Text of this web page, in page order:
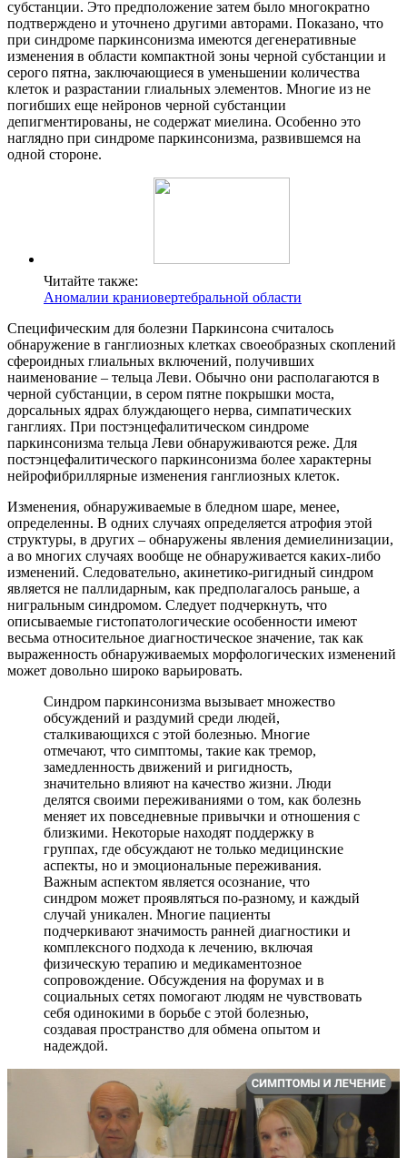
субстанции. Это предположение затем было многократно
подтверждено и уточнено другими авторами. Показано, что
при синдроме паркинсонизма имеются дегенеративные
изменения в области компактной зоны черной субстанции и
серого пятна, заключающиеся в уменьшении количества
клеток и разрастании глиальных элементов. Многие из не
погибших еще нейронов черной субстанции
депигментированы, не содержат миелина. Особенно это
наглядно при синдроме паркинсонизма, развившемся на
одной стороне.
Читайте также:
Аномалии краниовертебральной области
Специфическим для болезни Паркинсона считалось
обнаружение в ганглиозных клетках своеобразных скоплений
сфероидных глиальных включений, получивших
наименование – тельца Леви. Обычно они располагаются в
черной субстанции, в сером пятне покрышки моста,
дорсальных ядрах блуждающего нерва, симпатических
ганглиях. При постэнцефалитическом синдроме
паркинсонизма тельца Леви обнаруживаются реже. Для
постэнцефалитического паркинсонизма более характерны
нейрофибриллярные изменения ганглиозных клеток.
Изменения, обнаруживаемые в бледном шаре, менее,
определенны. В одних случаях определяется атрофия этой
структуры, в других – обнаружены явления демиелинизации,
а во многих случаях вообще не обнаруживается каких-либо
изменений. Следовательно, акинетико-ригидный синдром
является не паллидарным, как предполагалось раньше, а
нигральным синдромом. Следует подчеркнуть, что
описываемые гистопатологические особенности имеют
весьма относительное диагностическое значение, так как
выраженность обнаруживаемых морфологических изменений
может довольно широко варьировать.
Синдром паркинсонизма вызывает множество
обсуждений и раздумий среди людей,
сталкивающихся с этой болезнью. Многие
отмечают, что симптомы, такие как тремор,
замедленность движений и ригидность,
значительно влияют на качество жизни. Люди
делятся своими переживаниями о том, как болезнь
меняет их повседневные привычки и отношения с
близкими. Некоторые находят поддержку в
группах, где обсуждают не только медицинские
аспекты, но и эмоциональные переживания.
Важным аспектом является осознание, что
синдром может проявляться по-разному, и каждый
случай уникален. Многие пациенты
подчеркивают значимость ранней диагностики и
комплексного подхода к лечению, включая
физическую терапию и медикаментозное
сопровождение. Обсуждения на форумах и в
социальных сетях помогают людям не чувствовать
себя одинокими в борьбе с этой болезнью,
создавая пространство для обмена опытом и
надеждой.